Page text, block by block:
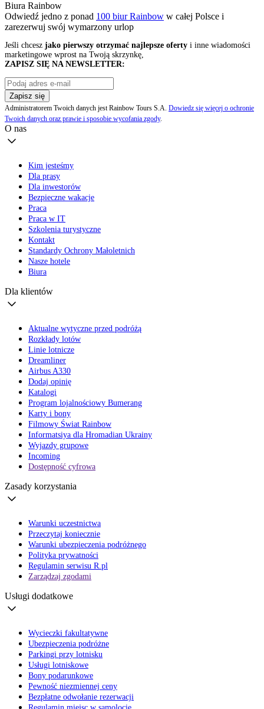
Biura Rainbow
Odwiedź jedno z ponad 100 biur Rainbow w całej Polsce i
zarezerwuj swój wymarzony urlop
Jeśli chcesz jako pierwszy otrzymać najlepsze oferty i inne wiadomości
marketingowe wprost na Twoją skrzynkę,
ZAPISZ SIĘ NA NEWSLETTER:
Zapisz się
Administratorem Twoich danych jest Rainbow Tours S.A. Dowiedz się więcej o ochronie
Twoich danych oraz prawie i sposobie wycofania zgody.
O nas
Kim jesteśmy
Dla prasy
Dla inwestorów
Bezpieczne wakacje
Praca
Praca w IT
Szkolenia turystyczne
Kontakt
Standardy Ochrony Małoletnich
Nasze hotele
Biura
Dla klientów
Aktualne wytyczne przed podróżą
Rozkłady lotów
Linie lotnicze
Dreamliner
Airbus A330
Dodaj opinię
Katalogi
Program lojalnościowy Bumerang
Karty i bony
Filmowy Świat Rainbow
Informatsiya dla Hromadian Ukrainy
Wyjazdy grupowe
Incoming
Dostępność cyfrowa
Zasady korzystania
Warunki uczestnictwa
Przeczytaj koniecznie
Warunki ubezpieczenia podróżnego
Polityka prywatności
Regulamin serwisu R.pl
Zarządzaj zgodami
Usługi dodatkowe
Wycieczki fakultatywne
Ubezpieczenia podróżne
Parkingi przy lotnisku
Usługi lotniskowe
Bony podarunkowe
Pewność niezmiennej ceny
Bezpłatne odwołanie rezerwacji